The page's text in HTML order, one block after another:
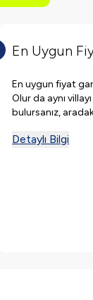
En Uygun
En uygun fiyat
Olur da aynı
bulursanız,
Detaylı Bilgi